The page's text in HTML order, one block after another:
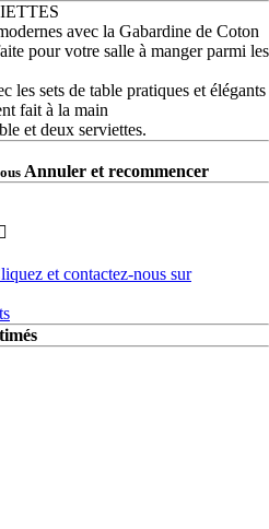
avec la Gabardine de Coton
pour votre salle à manger parmi les
les sets de table pratiques et élégants
fait à la main
et deux serviettes.
Annuler et recommencer
et contactez-nous sur